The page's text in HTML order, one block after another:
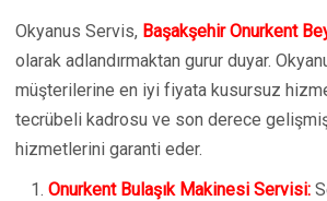
Okyanus Servis, Başakşehir Onurkent
olarak adlandırmaktan gurur duyar.
müşterilerine en iyi fiyata kusursuz
tecrübeli kadrosu ve son derece
hizmetlerini garanti eder.
Onurkent Bulaşık Makinesi Servisi: